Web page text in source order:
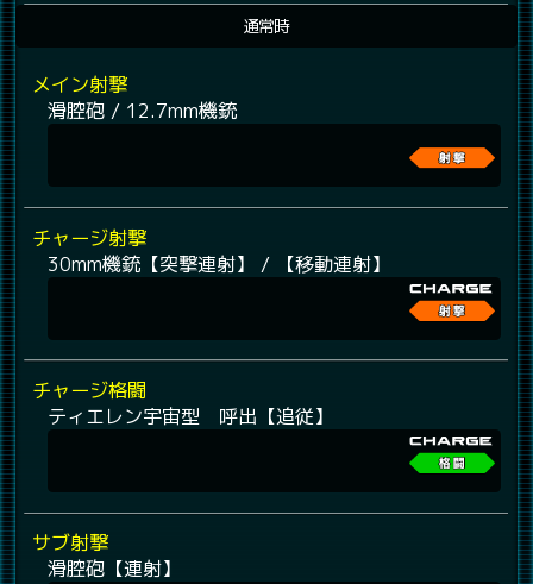
通常時
メイン射撃
滑腔砲 / 12.7mm機銃
チャージ射撃
30mm機銃【突撃連射】 / 【移動連射】
チャージ格闘
ティエレン宇宙型 呼出【追従】
サブ射撃
滑腔砲【連射】